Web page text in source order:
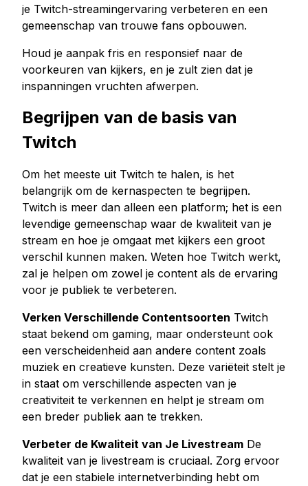
je Twitch-streamingervaring verbeteren en een
gemeenschap van trouwe fans opbouwen.
Houd je aanpak fris en responsief naar de
voorkeuren van kijkers, en je zult zien dat je
inspanningen vruchten afwerpen.
Begrijpen van de basis van
Twitch
Om het meeste uit Twitch te halen, is het
belangrijk om de kernaspecten te begrijpen.
Twitch is meer dan alleen een platform; het is een
levendige gemeenschap waar de kwaliteit van je
stream en hoe je omgaat met kijkers een groot
verschil kunnen maken. Weten hoe Twitch werkt,
zal je helpen om zowel je content als de ervaring
voor je publiek te verbeteren.
Verken Verschillende Contentsoorten Twitch
staat bekend om gaming, maar ondersteunt ook
een verscheidenheid aan andere content zoals
muziek en creatieve kunsten. Deze variëteit stelt je
in staat om verschillende aspecten van je
creativiteit te verkennen en helpt je stream om
een breder publiek aan te trekken.
Verbeter de Kwaliteit van Je Livestream De
kwaliteit van je livestream is cruciaal. Zorg ervoor
dat je een stabiele internetverbinding hebt om